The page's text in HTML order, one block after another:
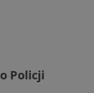
Policji